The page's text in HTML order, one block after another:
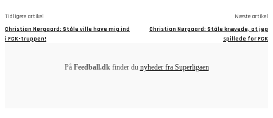
Tidligere artikel
Christian Nørgaard: Ståle ville have mig ind
i FCK-truppen!
Næste artikel
Christian Nørgaard: Ståle krævede, at jeg
spillede for FCK
På Feedball.dkfinder du nyheder fra Superligaen